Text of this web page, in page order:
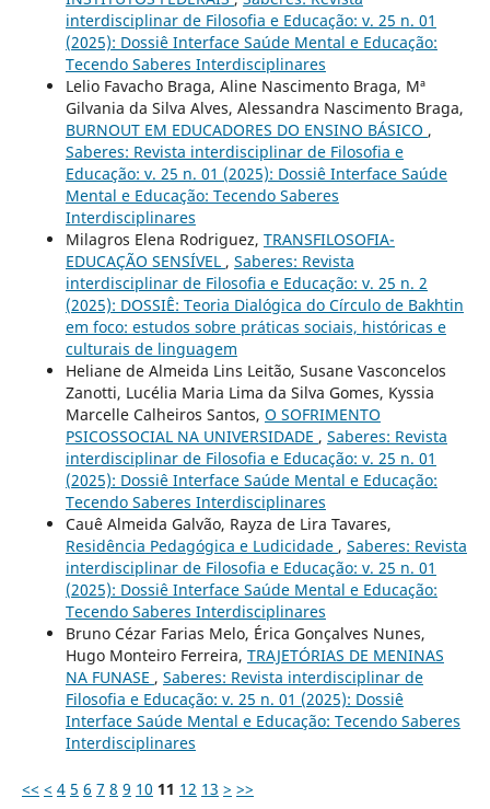
interdisciplinar de Filosofia e Educação: v. 25 n. 01
(2025): Dossiê Interface Saúde Mental e Educação:
Tecendo Saberes Interdisciplinares
Lelio Favacho Braga, Aline Nascimento Braga, Mª
Gilvania da Silva Alves, Alessandra Nascimento Braga,
BURNOUT EM EDUCADORES DO ENSINO BÁSICO ,
Saberes: Revista interdisciplinar de Filosofia e
Educação: v. 25 n. 01 (2025): Dossiê Interface Saúde
Mental e Educação: Tecendo Saberes
Interdisciplinares
Milagros Elena Rodriguez, TRANSFILOSOFIA-
EDUCAÇÃO SENSÍVEL , Saberes: Revista
interdisciplinar de Filosofia e Educação: v. 25 n. 2
(2025): DOSSIÊ: Teoria Dialógica do Círculo de Bakhtin
em foco: estudos sobre práticas sociais, históricas e
culturais de linguagem
Heliane de Almeida Lins Leitão, Susane Vasconcelos
Zanotti, Lucélia Maria Lima da Silva Gomes, Kyssia
Marcelle Calheiros Santos, O SOFRIMENTO
PSICOSSOCIAL NA UNIVERSIDADE , Saberes: Revista
interdisciplinar de Filosofia e Educação: v. 25 n. 01
(2025): Dossiê Interface Saúde Mental e Educação:
Tecendo Saberes Interdisciplinares
Cauê Almeida Galvão, Rayza de Lira Tavares,
Residência Pedagógica e Ludicidade , Saberes: Revista
interdisciplinar de Filosofia e Educação: v. 25 n. 01
(2025): Dossiê Interface Saúde Mental e Educação:
Tecendo Saberes Interdisciplinares
Bruno Cézar Farias Melo, Érica Gonçalves Nunes,
Hugo Monteiro Ferreira, TRAJETÓRIAS DE MENINAS
NA FUNASE , Saberes: Revista interdisciplinar de
Filosofia e Educação: v. 25 n. 01 (2025): Dossiê
Interface Saúde Mental e Educação: Tecendo Saberes
Interdisciplinares
<< < 4 5 6 7 8 9 10 11 12 13 > >>